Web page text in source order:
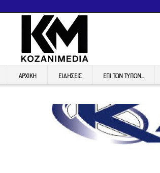
ΑΡΧΙΚΉ ΕΙΔΉΣΕΙΣ ΕΠI ΤΩΝ ΤΥΠΩΝ…